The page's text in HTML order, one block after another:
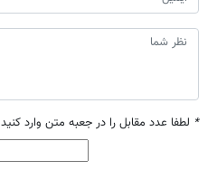
* لطفا عدد مقابل را در جعبه متن وارد کنید